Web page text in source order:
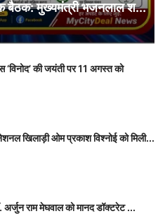
बैठक: मुख्यमंत्री भजनलाल श...
‘विनोद’ की जयंती पर 11 अगस्त को
खिलाड़ी ओम प्रकाश विश्नोई को मिली...
अर्जुन राम मेघवाल को मानद डॉक्टरेट ...